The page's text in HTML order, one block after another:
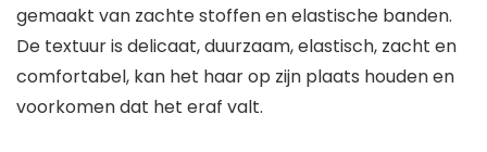
gemaakt van zachte stoffen en elastische banden.
De textuur is delicaat, duurzaam, elastisch, zacht en
comfortabel, kan het haar op zijn plaats houden en
voorkomen dat het eraf valt.